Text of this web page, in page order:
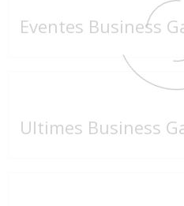
Eventes Business
Ultimes Business